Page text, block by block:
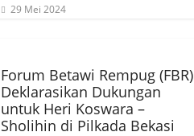
29 Mei 2024
Forum Betawi Rempug (FBR)
Deklarasikan Dukungan
untuk Heri Koswara –
Sholihin di Pilkada Bekasi